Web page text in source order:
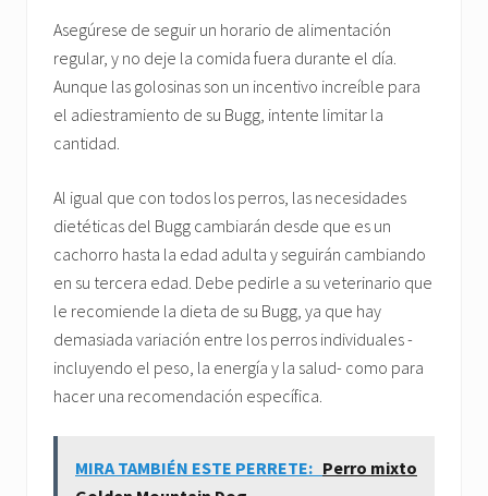
Asegúrese de seguir un horario de alimentación
regular, y no deje la comida fuera durante el día.
Aunque las golosinas son un incentivo increíble para
el adiestramiento de su Bugg, intente limitar la
cantidad.
Al igual que con todos los perros, las necesidades
dietéticas del Bugg cambiarán desde que es un
cachorro hasta la edad adulta y seguirán cambiando
en su tercera edad. Debe pedirle a su veterinario que
le recomiende la dieta de su Bugg, ya que hay
demasiada variación entre los perros individuales -
incluyendo el peso, la energía y la salud- como para
hacer una recomendación específica.
MIRA TAMBIÉN ESTE PERRETE: Perro mixto